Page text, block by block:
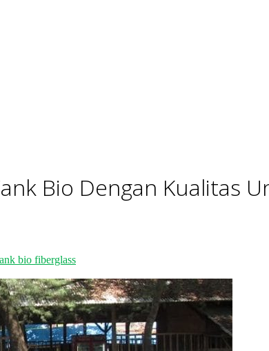
Bio Dengan Kualitas
bio fiberglass